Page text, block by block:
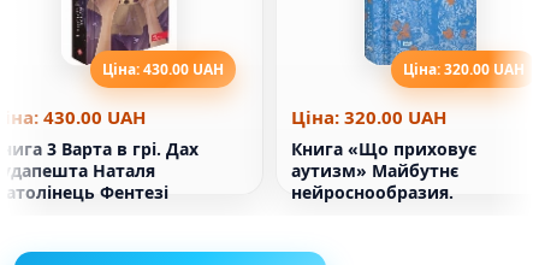
Ціна: 430.00 UAH
430.00 UAH
3 Варта в грі. Дах
Наталя
Фентезі
Ціна: 320.00 UAH
Ціна: 320.00 UAH
Книга «Що приховує
аутизм» Майбутнє
нейроснообразия.